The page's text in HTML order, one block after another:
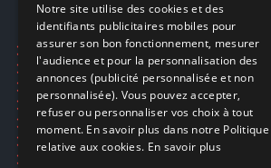
Ecogaming
Expédition & retours
Confidentialité
Conditions générales
EA Sport UFC 6
Call of Duty: Modern Warfare 4
Rachat et revente de jeux en cash
ENGLISH
Notre site utilise des cookies et des
identifiants publicitaires mobiles pour
assurer son bon fonctionnement, mesurer
l'audience et pour la personnalisation des
annonces (publicité personnalisée et non
personnalisée). Vous pouvez accepter,
refuser ou personnaliser vos choix à tout
moment. En savoir plus dans notre Politique
relative aux cookies. En savoir plus